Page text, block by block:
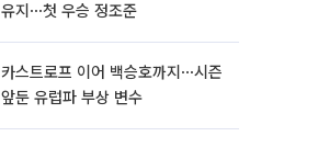
유지⋯첫 우승 정조준
카스트로프 이어 백승호까지⋯시즌
앞둔 유럽파 부상 변수